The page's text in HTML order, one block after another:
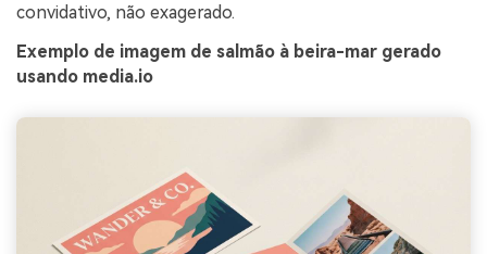
convidativo, não exagerado.
Exemplo de imagem de salmão à beira-mar gerado
usando media.io